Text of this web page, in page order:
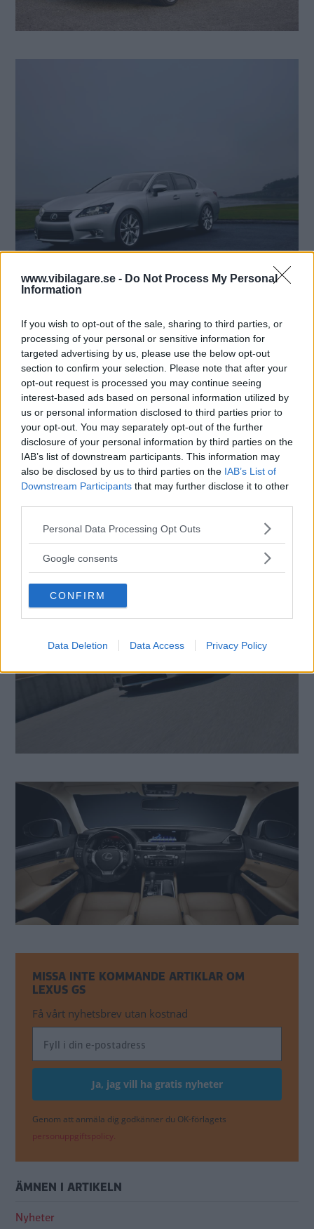
www.vibilagare.se - Do Not Process My Personal
Information
If you wish to opt-out of the sale, sharing to third parties, or
processing of your personal or sensitive information for
targeted advertising by us, please use the below opt-out
section to confirm your selection. Please note that after your
opt-out request is processed you may continue seeing
interest-based ads based on personal information utilized by
us or personal information disclosed to third parties prior to
your opt-out. You may separately opt-out of the further
disclosure of your personal information by third parties on the
IAB’s list of downstream participants. This information may
also be disclosed by us to third parties on the IAB’s List of
Downstream Participants that may further disclose it to other
Please note that this website/app uses one or more Google
not limited to your visit or usage behaviour. You may click to
use your data for below specified purposes in below Google
consent section.
Personal Data Processing Opt Outs
Google consents
CONFIRM
Data Deletion Data Access Privacy Policy
MISSA INTE KOMMANDE ARTIKLAR OM
LEXUS GS
Få vårt nyhetsbrev utan kostnad
Genom att anmäla dig godkänner du OK-förlagets
personuppgiftspolicy.
ÄMNEN I ARTIKELN
Nyheter